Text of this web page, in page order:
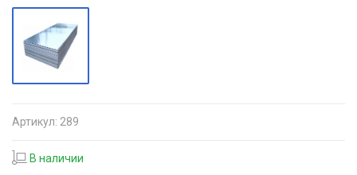
Артикул: 289
В наличии